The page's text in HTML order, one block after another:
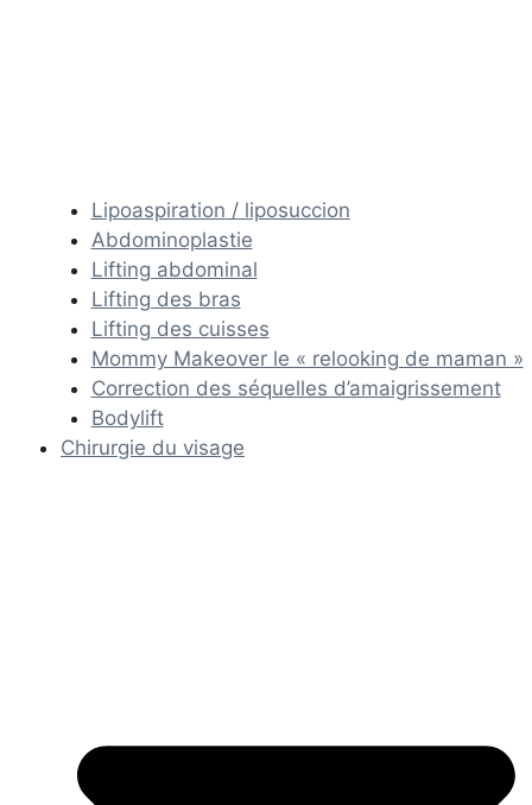
Lipoaspiration / liposuccion
Abdominoplastie
Lifting abdominal
Lifting des bras
Lifting des cuisses
Mommy Makeover le « relooking de maman »
Correction des séquelles d’amaigrissement
Bodylift
Chirurgie du visage